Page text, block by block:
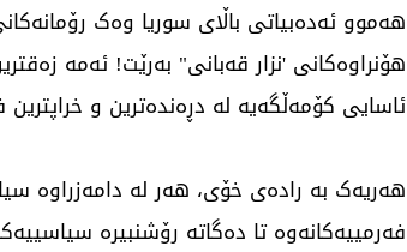
هەموو ئەدەبیاتی باڵای سوریا وەک
هۆنراوەکانی 'نزار قەبانی" بەرێت! ئەمە
ئاسایی کۆمەڵگەیە لە دڕەندەترین و خراپترین
هەریەک بە رادەی خۆی، هەر لە دامەزراوە
فەرمییەکانەوە تا دەگاتە رۆشنبیرە